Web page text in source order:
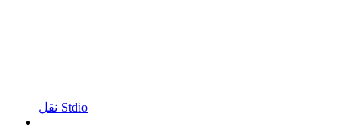
نقل Stdio